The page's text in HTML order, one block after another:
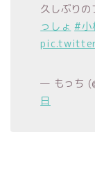
久しぶりの
っしょ #小
— もっち
日